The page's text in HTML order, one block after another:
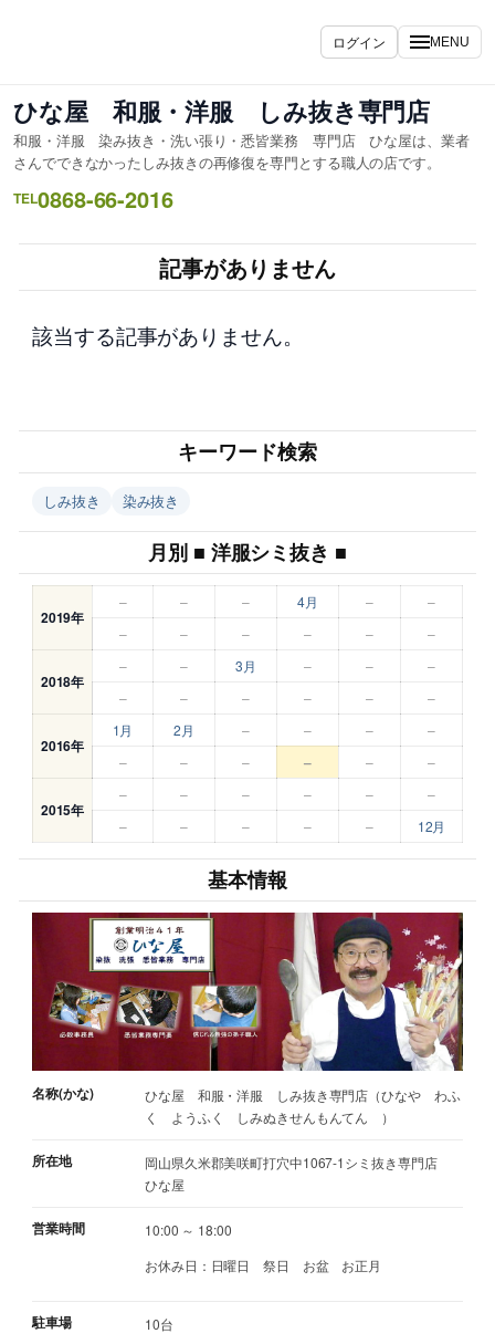
キ
ッ
プ
ログイン MENU
ひな屋 和服・洋服 しみ抜き専門店
和服・洋服 染み抜き・洗い張り・悉皆業務 専門店 ひな屋は、業者
さんでできなかったしみ抜きの再修復を専門とする職人の店です。
TEL0868-66-2016
記事がありません
該当する記事がありません。
キーワード検索
しみ抜き 染み抜き
月別 ■ 洋服シミ抜き ■
2019年
– – – 4月 –
–
–
– – – – –
2018年
– – 3月 – –
–
–
– – – – –
2016年
1月 2月 – – –
–
–
– – – – –
2015年
– – – – –
–
–
– – – – 12月
基本情報
名称(かな)
ひな屋 和服・洋服 しみ抜き専門店（ひなや わふ
く ようふく しみぬきせんもんてん ）
所在地
岡山県久米郡美咲町打穴中1067-1シミ抜き専門店
ひな屋
営業時間
10:00 ～ 18:00
お休み日：日曜日 祭日 お盆 お正月
駐車場 10台